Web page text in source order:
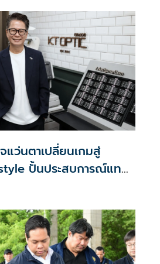
แว่นตาเปลี่ยนเกมสู่
ปั้นประสบการณ์แทน